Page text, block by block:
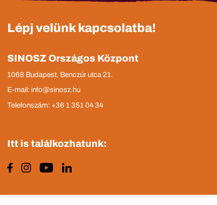
Lépj velünk kapcsolatba!
SINOSZ Országos Központ
1068 Budapest, Benczúr utca 21.
E-mail: info@sinosz.hu
Telefonszám: +36 1 351 04 34
Itt is találkozhatunk: